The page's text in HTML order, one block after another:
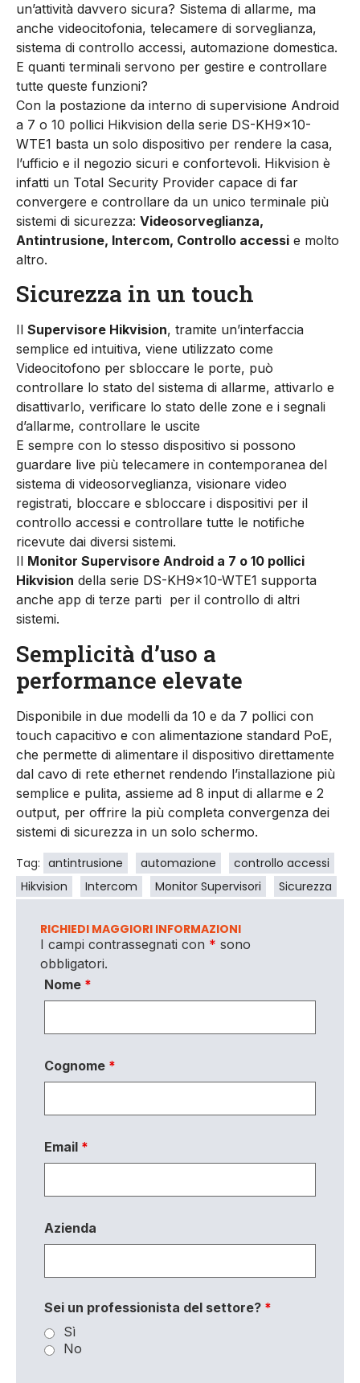
un’attività davvero sicura? Sistema di allarme, ma
anche videocitofonia, telecamere di sorveglianza,
sistema di controllo accessi, automazione domestica.
E quanti terminali servono per gestire e controllare
tutte queste funzioni?
Con la postazione da interno di supervisione Android
a 7 o 10 pollici Hikvision della serie DS-KH9x10-
WTE1 basta un solo dispositivo per rendere la casa,
l’ufficio e il negozio sicuri e confortevoli. Hikvision è
infatti un Total Security Provider capace di far
convergere e controllare da un unico terminale più
sistemi di sicurezza: Videosorveglianza,
Antintrusione, Intercom, Controllo accessi e molto
altro.
Sicurezza in un touch
Il Supervisore Hikvision, tramite un’interfaccia
semplice ed intuitiva, viene utilizzato come
Videocitofono per sbloccare le porte, può
controllare lo stato del sistema di allarme, attivarlo e
disattivarlo, verificare lo stato delle zone e i segnali
d’allarme, controllare le uscite
E sempre con lo stesso dispositivo si possono
guardare live più telecamere in contemporanea del
sistema di videosorveglianza, visionare video
registrati, bloccare e sbloccare i dispositivi per il
controllo accessi e controllare tutte le notifiche
ricevute dai diversi sistemi.
Il Monitor Supervisore Android a 7 o 10 pollici
Hikvision della serie DS-KH9x10-WTE1 supporta
anche app di terze parti per il controllo di altri
sistemi.
Semplicità d’uso a
performance elevate
Disponibile in due modelli da 10 e da 7 pollici con
touch capacitivo e con alimentazione standard PoE,
che permette di alimentare il dispositivo direttamente
dal cavo di rete ethernet rendendo l’installazione più
semplice e pulita, assieme ad 8 input di allarme e 2
output, per offrire la più completa convergenza dei
sistemi di sicurezza in un solo schermo.
Tag: antintrusione automazione
controllo accessi
Hikvision
Intercom Monitor Supervisori Sicurezza
RICHIEDI MAGGIORI INFORMAZIONI
I campi contrassegnati con * sono
obbligatori.
Nome *
Cognome *
Email *
Azienda
Sei un professionista del settore? *
Sì
No